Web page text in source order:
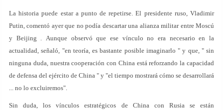
La historia puede estar a punto de repetirse. El presidente ruso, Vladimir
Putin, comentó ayer que no podía descartar una alianza militar entre Moscú
y Beijing . Aunque observó que ese vínculo no era necesario en la
actualidad, señaló, "en teoría, es bastante posible imaginarlo " y que, " sin
ninguna duda, nuestra cooperación con China está reforzando la capacidad
de defensa del ejército de China " y "el tiempo mostrará cómo se desarrollará
... no lo excluiremos".
Sin duda, los vínculos estratégicos de China con Rusia se están